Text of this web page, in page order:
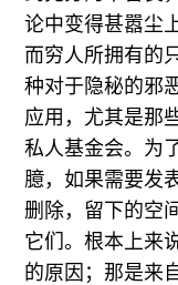
论中变得甚嚣尘
而穷人所拥有的
种对于隐秘的邪
应用，尤其是那
私人基金会。为
臆，如果需要发
删除，留下的空
它们。根本上来
的原因；那是来